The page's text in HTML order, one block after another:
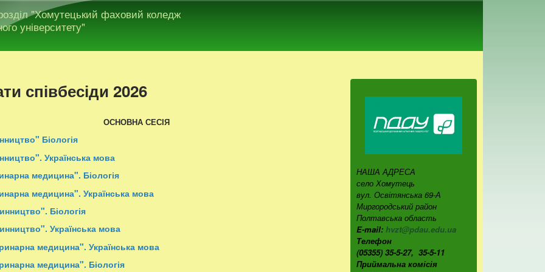
Перейти до основного
"Хомутецький фаховий коледж
університету"
співбесіди 2026
ОСНОВНА СЕСІЯ
Біологія
Українська мова
медицина". Біологія
медицина". Українська мова
Біологія
Українська мова
медицина". Українська мова
медицина". Біологія
НАША АДРЕСА
село Хомутець
вул. Освітянська 69-А
Миргородський район
Полтавська область
E-mail: hvzt@pdau.edu.ua
Телефон
(05355) 35-5-27, 35-5-11
Приймальна комісія